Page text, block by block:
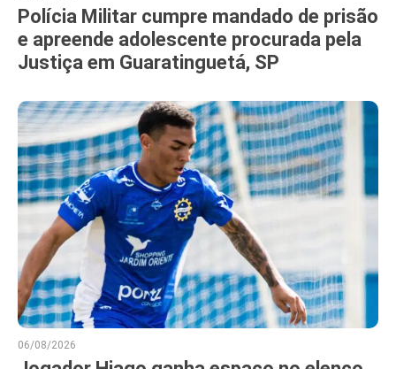
Polícia Militar cumpre mandado de prisão
e apreende adolescente procurada pela
Justiça em Guaratinguetá, SP
06/08/2026